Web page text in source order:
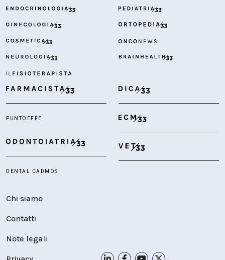
Chi siamo
Contatti
Note legali